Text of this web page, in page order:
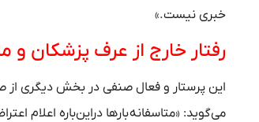
خبری نیست.»
رفتار خارج از عرف پزشکان
این پرستار و فعال صنفی در بخش دیگری از
می‌گوید: «متاسفانه بارها دراین‌باره اعلام